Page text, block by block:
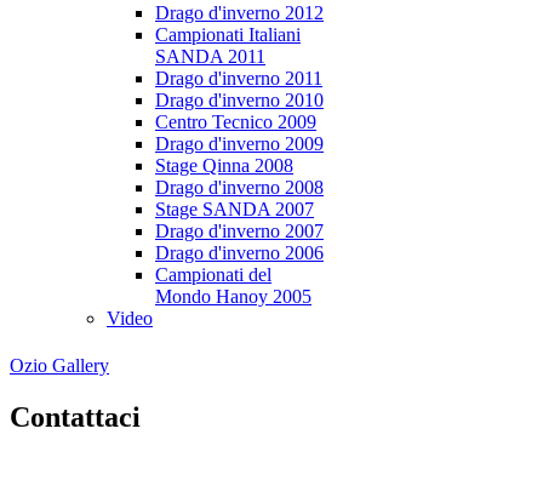
Drago d'inverno 2012
Campionati Italiani
SANDA 2011
Drago d'inverno 2011
Drago d'inverno 2010
Centro Tecnico 2009
Drago d'inverno 2009
Stage Qinna 2008
Drago d'inverno 2008
Stage SANDA 2007
Drago d'inverno 2007
Drago d'inverno 2006
Campionati del
Mondo Hanoy 2005
Video
Ozio Gallery
Contattaci